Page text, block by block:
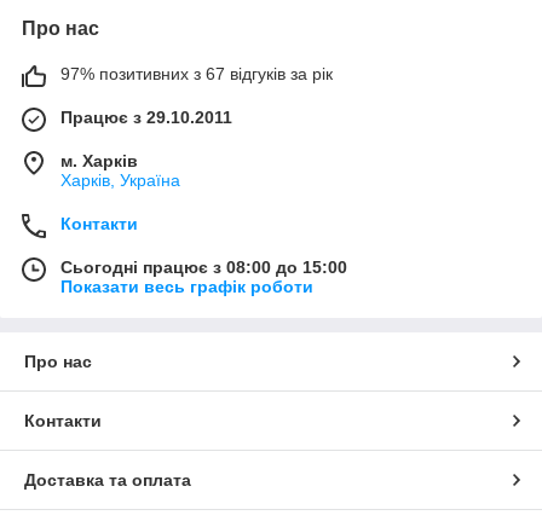
Про нас
97% позитивних з 67 відгуків за рік
Працює з 29.10.2011
м. Харків
Харків, Україна
Контакти
Сьогодні працює з 08:00 до 15:00
Показати весь графік роботи
Про нас
Контакти
Доставка та оплата